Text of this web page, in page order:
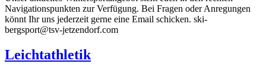
Navigationspunkten zur Verfügung. Bei Fragen oder Anregungen
könnt Ihr uns jederzeit gerne eine Email schicken. ski-
bergsport@tsv-jetzendorf.com
Leichtathletik